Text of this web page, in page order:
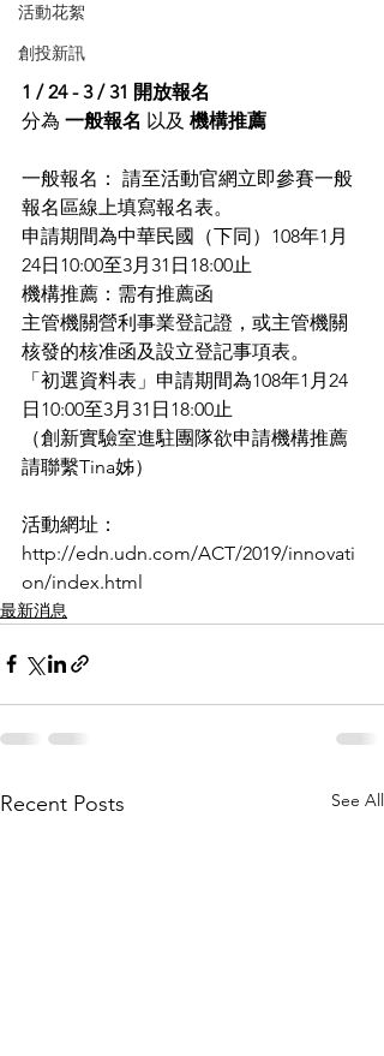
活動花絮
創投新訊
1 / 24 - 3 / 31 開放報名
分為 一般報名 以及 機構推薦
一般報名： 請至活動官網立即參賽一般
報名區線上填寫報名表。
申請期間為中華民國（下同）108年1月
24日10:00至3月31日18:00止
機構推薦：需有推薦函
主管機關營利事業登記證，或主管機關
核發的核准函及設立登記事項表。
「初選資料表」申請期間為108年1月24
日10:00至3月31日18:00止
​（創新實驗室進駐團隊欲申請機構推薦
請聯繫Tina姊）
活動網址：
http://edn.udn.com/ACT/2019/innovati
on/index.html
最新消息
Recent Posts See All